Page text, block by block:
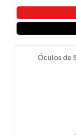
Óculos de